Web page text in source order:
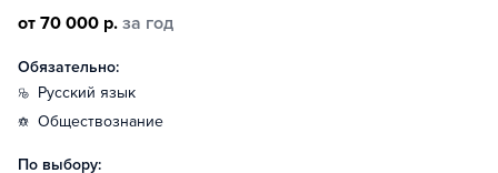
от 70 000 р. за год
Обязательно:
русский язык
обществознание
По выбору: